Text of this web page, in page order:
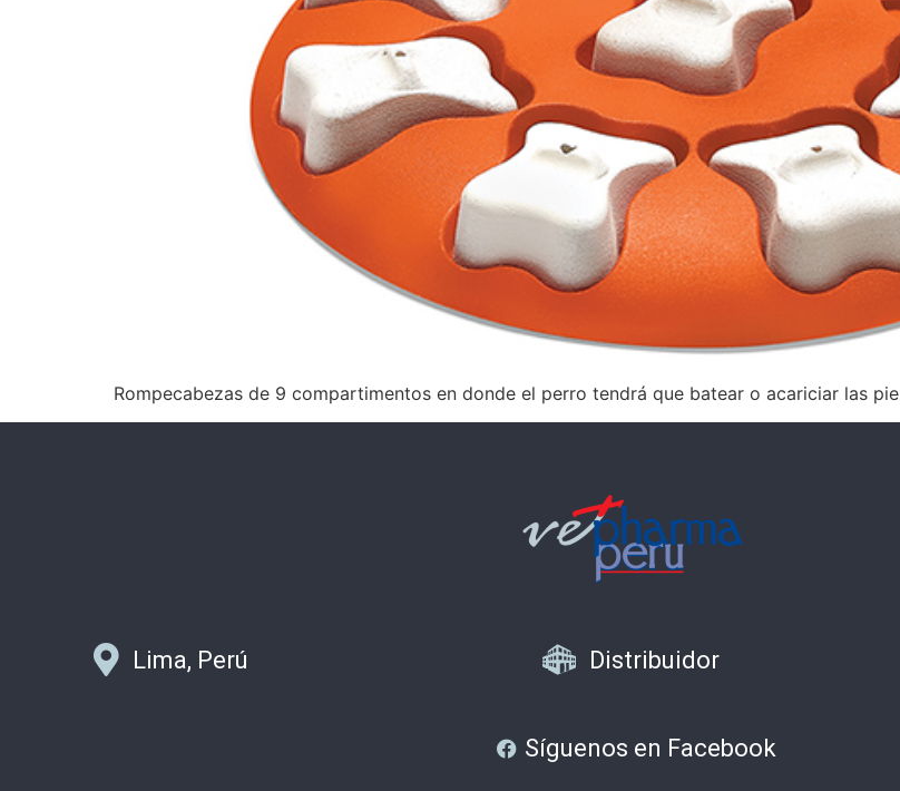
Rompecabezas de 9 compartimentos en donde el perro tendrá que batear o acariciar las
Lima, Perú Distribuidor
Síguenos en Facebook